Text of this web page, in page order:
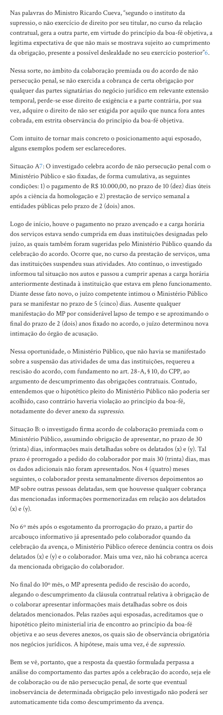
Nas palavras do Ministro Ricardo Cueva, “segundo o instituto da
supressio, o não exercício de direito por seu titular, no curso da relação
contratual, gera a outra parte, em virtude do princípio da boa-fé objetiva, a
legitima expectativa de que não mais se mostrava sujeito ao cumprimento
da obrigação, presente a possível deslealdade no seu exercício posterior”6.
Nessa sorte, no âmbito da colaboração premiada ou do acordo de não
persecução penal, se não exercida a cobrança de certa obrigação por
qualquer das partes signatárias do negócio jurídico em relevante extensão
temporal, perde-se esse direito de exigência e a parte contrária, por sua
vez, adquire o direito de não ser exigida por aquilo que nunca fora antes
cobrada, em estrita observância do princípio da boa-fé objetiva.
Com intuito de tornar mais concreto o posicionamento aqui esposado,
alguns exemplos podem ser esclarecedores.
Situação A7: O investigado celebra acordo de não persecução penal com o
Ministério Público e são fixadas, de forma cumulativa, as seguintes
condições: 1) o pagamento de R$ 10.000,00, no prazo de 10 (dez) dias úteis
após a ciência da homologação e 2) prestação de serviço semanal a
entidades públicas pelo prazo de 2 (dois) anos.
Logo de início, houve o pagamento no prazo avençado e a carga horária
dos serviços estava sendo cumprida em duas instituições designadas pelo
juízo, as quais também foram sugeridas pelo Ministério Público quando da
celebração do acordo. Ocorre que, no curso da prestação de serviços, uma
das instituições suspendeu suas atividades. Ato contínuo, o investigado
informou tal situação nos autos e passou a cumprir apenas a carga horária
anteriormente destinada à instituição que estava em pleno funcionamento.
Diante desse fato novo, o juízo competente intimou o Ministério Público
para se manifestar no prazo de 5 (cinco) dias. Ausente qualquer
manifestação do MP por considerável lapso de tempo e se aproximando o
final do prazo de 2 (dois) anos fixado no acordo, o juízo determinou nova
intimação do órgão de acusação.
Nessa oportunidade, o Ministério Público, que não havia se manifestado
sobre a suspensão das atividades de uma das instituições, requereu a
rescisão do acordo, com fundamento no art. 28-A, § 10, do CPP, ao
argumento de descumprimento das obrigações contratuais. Contudo,
entendemos que o hipotético pleito do Ministério Público não poderia ser
acolhido, caso contrário haveria violação ao princípio da boa-fé,
notadamente do dever anexo dasupressio.
Situação B: o investigado firma acordo de colaboração premiada com o
Ministério Público, assumindo obrigação de apresentar, no prazo de 30
(trinta) dias, informações mais detalhadas sobre os delatados (x) e (y). Tal
prazo é prorrogado a pedido do colaborador por mais 30 (trinta) dias, mas
os dados adicionais não foram apresentados. Nos 4 (quatro) meses
seguintes, o colaborador presta semanalmente diversos depoimentos ao
MP sobre outras pessoas delatadas, sem que houvesse qualquer cobrança
das mencionadas informações pormenorizadas em relação aos delatados
(x) e (y).
No 6º mês após o esgotamento da prorrogação do prazo, a partir do
arcabouço informativo já apresentado pelo colaborador quando da
celebração da avença, o Ministério Público oferece denúncia contra os dois
delatados (x) e (y) e o colaborador. Mais uma vez, não há cobrança acerca
da mencionada obrigação do colaborador.
No final do 10º mês, o MP apresenta pedido de rescisão do acordo,
alegando o descumprimento da cláusula contratual relativa à obrigação de
o colaborar apresentar informações mais detalhadas sobre os dois
delatados mencionados. Pelas razões aqui esposadas, acreditamos que o
hipotético pleito ministerial iria de encontro ao princípio da boa-fé
objetiva e ao seus deveres anexos, os quais são de observância obrigatória
nos negócios jurídicos. A hipótese, mais uma vez, é desupressio.
Bem se vê, portanto, que a resposta da questão formulada perpassa a
análise do comportamento das partes após a celebração do acordo, seja ele
de colaboração ou de não persecução penal, de sorte que eventual
inobservância de determinada obrigação pelo investigado não poderá ser
automaticamente tida como descumprimento da avença.